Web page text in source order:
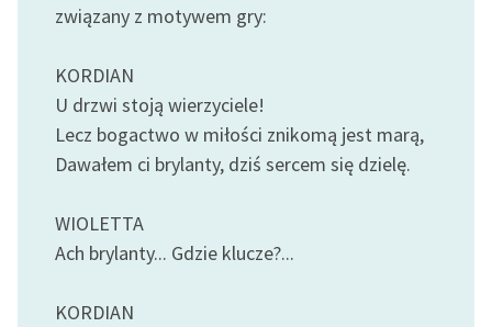
związany z motywem gry:
KORDIAN
U drzwi stoją wierzyciele!
Lecz bogactwo w miłości znikomą jest marą,
Dawałem ci brylanty, dziś sercem się dzielę.
WIOLETTA
Ach brylanty... Gdzie klucze?...
KORDIAN